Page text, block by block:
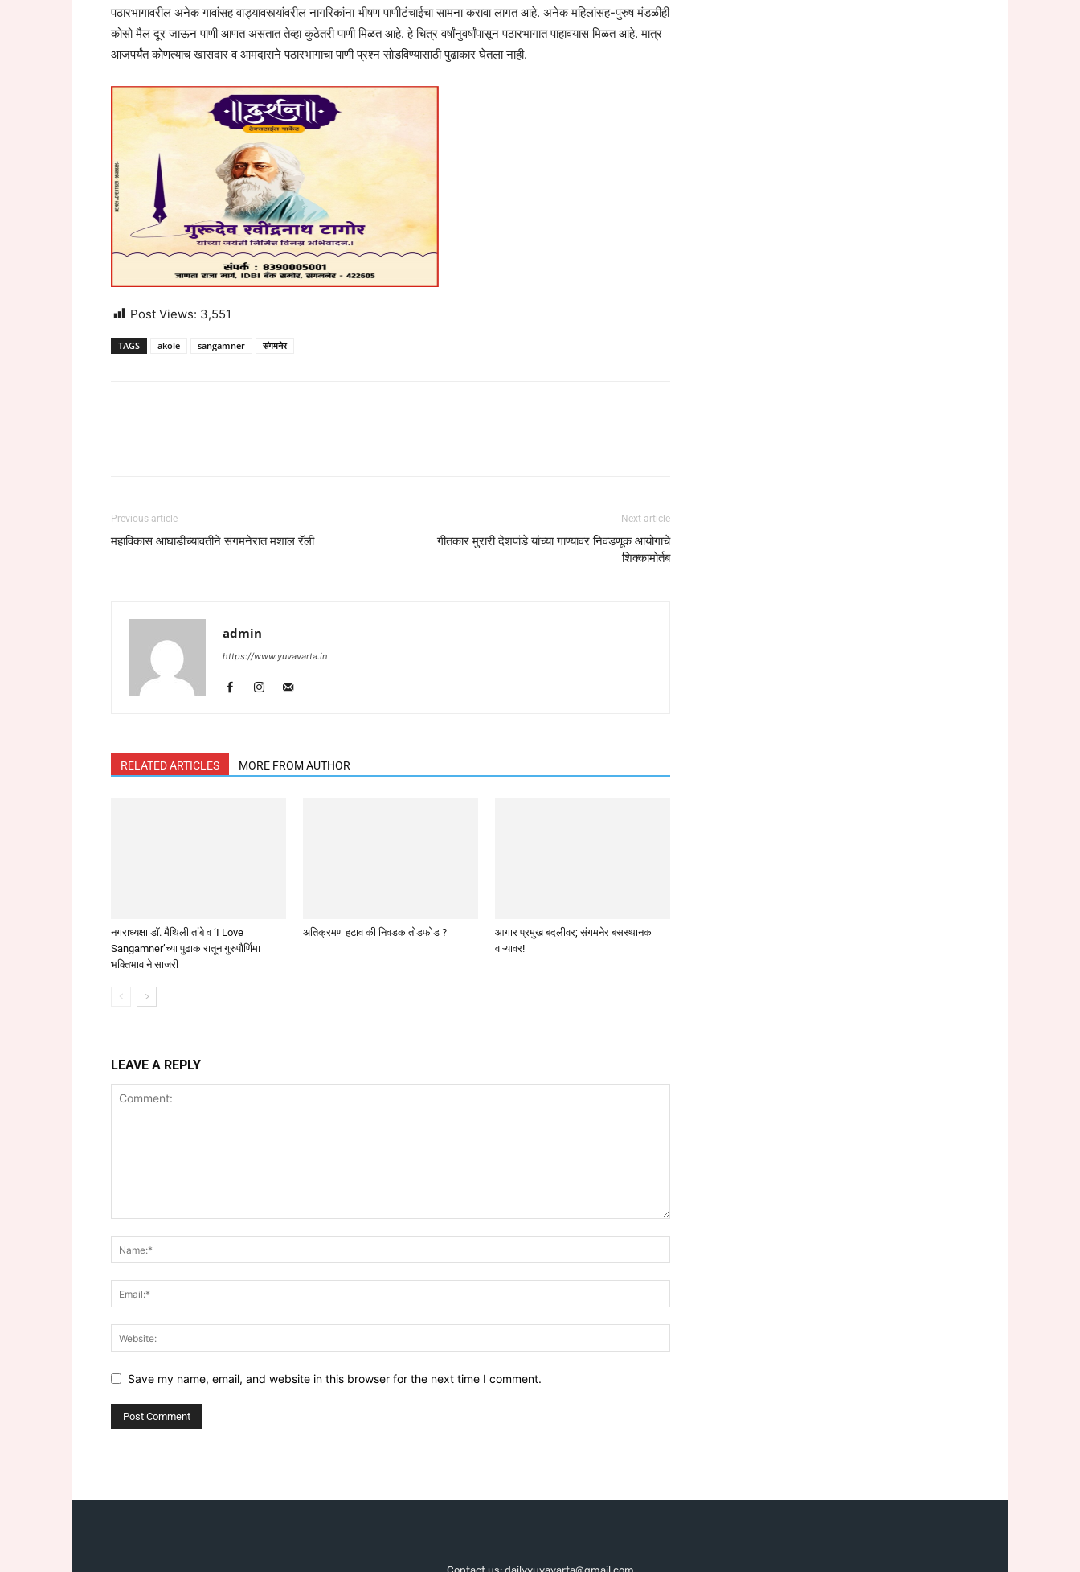
पठारभागावरील अनेक गावांसह वाड्यावस्त्यांवरील नागरिकांना भीषण पाणीटंचाईचा सामना करावा लागत आहे. अनेक महिलांसह-पुरुष मंडळीही
कोसो मैल दूर जाऊन पाणी आणत असतात तेव्हा कुठेतरी पाणी मिळत आहे. हे चित्र वर्षांनुवर्षांपासून पठारभागात पाहावयास मिळत आहे. मात्र
आजपर्यंत कोणत्याच खासदार व आमदाराने पठारभागाचा पाणी प्रश्न सोडविण्यासाठी पुढाकार घेतला नाही.
Post Views: 3,551
TAGS akole sangamner संगमनेर
Previous article
महाविकास आघाडीच्यावतीने संगमनेरात मशाल रॅली
Next article
गीतकार मुरारी देशपांडे यांच्या गाण्यावर निवडणूक आयोगाचे
शिक्कामोर्तब
admin
https://www.yuvavarta.in
RELATED ARTICLES MORE FROM AUTHOR
नगराध्यक्षा डॉ. मैथिली तांबे व ‘I Love
Sangamner’च्या पुढाकारातून गुरुपौर्णिमा
भक्तिभावाने साजरी
अतिक्रमण हटाव की निवडक तोडफोड ?
आगार प्रमुख बदलीवर; संगमनेर बसस्थानक
वाऱ्यावर!
LEAVE A REPLY
Save my name, email, and website in this browser for the next time I comment.